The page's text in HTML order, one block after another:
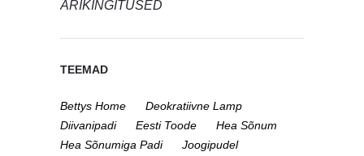
ÄRIKINGITUSED
TEEMAD
Bettys Home
Deokratiivne Lamp
Diivanipadi
Eesti Toode
Hea Sõnum
Hea Sõnumiga Padi
Joogipudel